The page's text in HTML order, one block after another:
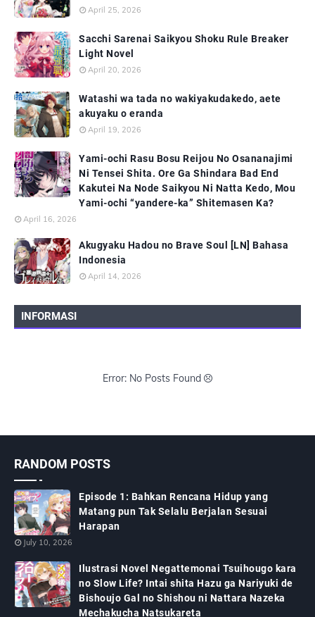
April 25, 2026
Sacchi Sarenai Saikyou Shoku Rule Breaker
Light Novel
April 20, 2026
Watashi wa tada no wakiyakudakedo, aete
akuyaku o eranda
April 19, 2026
Yami-ochi Rasu Bosu Reijou No Osananajimi
Ni Tensei Shita. Ore Ga Shindara Bad End
Kakutei Na Node Saikyou Ni Natta Kedo, Mou
Yami-ochi “yandere-ka” Shitemasen Ka?
April 16, 2026
Akugyaku Hadou no Brave Soul [LN] Bahasa
Indonesia
April 14, 2026
INFORMASI
Error: No Posts Found
RANDOM POSTS
Episode 1: Bahkan Rencana Hidup yang
Matang pun Tak Selalu Berjalan Sesuai
Harapan
July 10, 2026
Ilustrasi Novel Negattemonai Tsuihougo kara
no Slow Life? Intai shita Hazu ga Nariyuki de
Bishoujo Gal no Shishou ni Nattara Nazeka
Mechakucha Natsukareta